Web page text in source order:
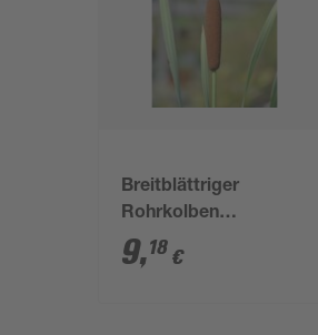
Breitblättriger
Rohrkolben
'Variegata', 11x11 cm
Topf, 2er-Set
9,18 €